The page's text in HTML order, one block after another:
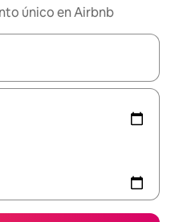
único en Airbnb
podrás navegar